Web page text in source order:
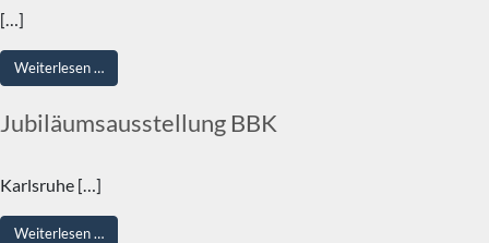
[…]
Weiterlesen …
Jubiläumsausstellung BBK
Karlsruhe […]
Weiterlesen …